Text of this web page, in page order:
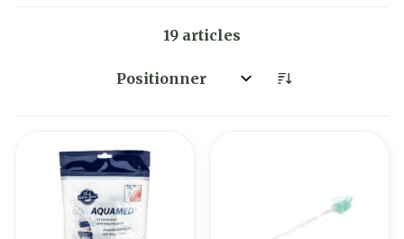
19 articles
Trier par: